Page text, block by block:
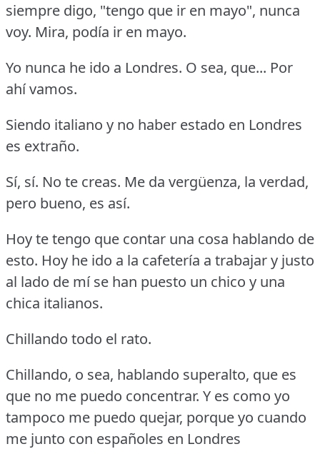
siempre digo, "tengo que ir en mayo", nunca
voy. Mira, podía ir en mayo.
Yo nunca he ido a Londres. O sea, que... Por
ahí vamos.
Siendo italiano y no haber estado en Londres
es extraño.
Sí, sí. No te creas. Me da vergüenza, la verdad,
pero bueno, es así.
Hoy te tengo que contar una cosa hablando de
esto. Hoy he ido a la cafetería a trabajar y justo
al lado de mí se han puesto un chico y una
chica italianos.
Chillando todo el rato.
Chillando, o sea, hablando superalto, que es
que no me puedo concentrar. Y es como yo
tampoco me puedo quejar, porque yo cuando
me junto con españoles en Londres